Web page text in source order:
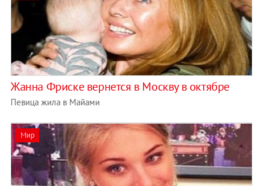
Жанна Фриске вернется в Москву в октябре
Певица жила в Майами
Мир